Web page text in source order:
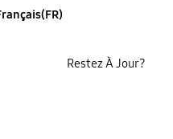
Restez À Jour?